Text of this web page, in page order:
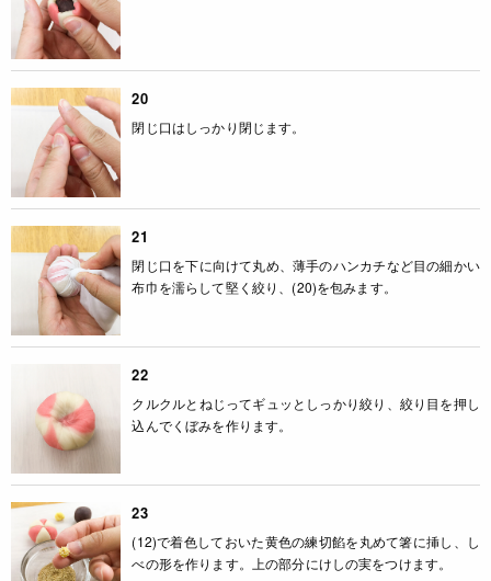
20
閉じ口はしっかり閉じます。
21
閉じ口を下に向けて丸め、薄手のハンカチなど目の細かい
布巾を濡らして堅く絞り、(20)を包みます。
22
クルクルとねじってギュッとしっかり絞り、絞り目を押し
込んでくぼみを作ります。
23
(12)で着色しておいた黄色の練切餡を丸めて箸に挿し、し
べの形を作ります。上の部分にけしの実をつけます。